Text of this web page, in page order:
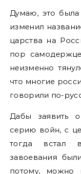
Думаю, это
изменил
царства на
пор
неизменно
что многие
говорили по-
Дабы заявить
серию войн, с
тогда встал
завоевания
потому, можно